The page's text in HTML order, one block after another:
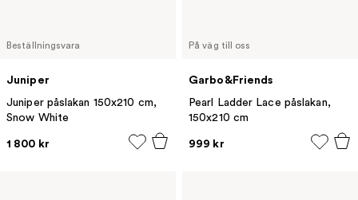
Beställningsvara
Juniper
Juniper påslakan 150x210 cm,
Snow White
1 800 kr
På väg till oss
Garbo&Friends
Pearl Ladder Lace påslakan,
150x210 cm
999 kr